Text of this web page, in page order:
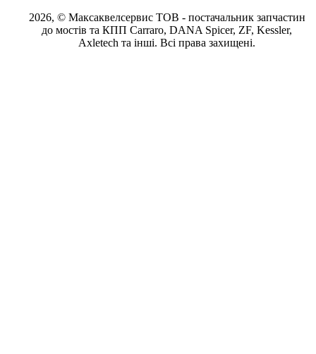
2026, © Максаквелсервис ТОВ - постачальник запчастин
до мостів та КПП Carraro, DANA Spicer, ZF, Kessler,
Axletech та інші. Всі права захищені.